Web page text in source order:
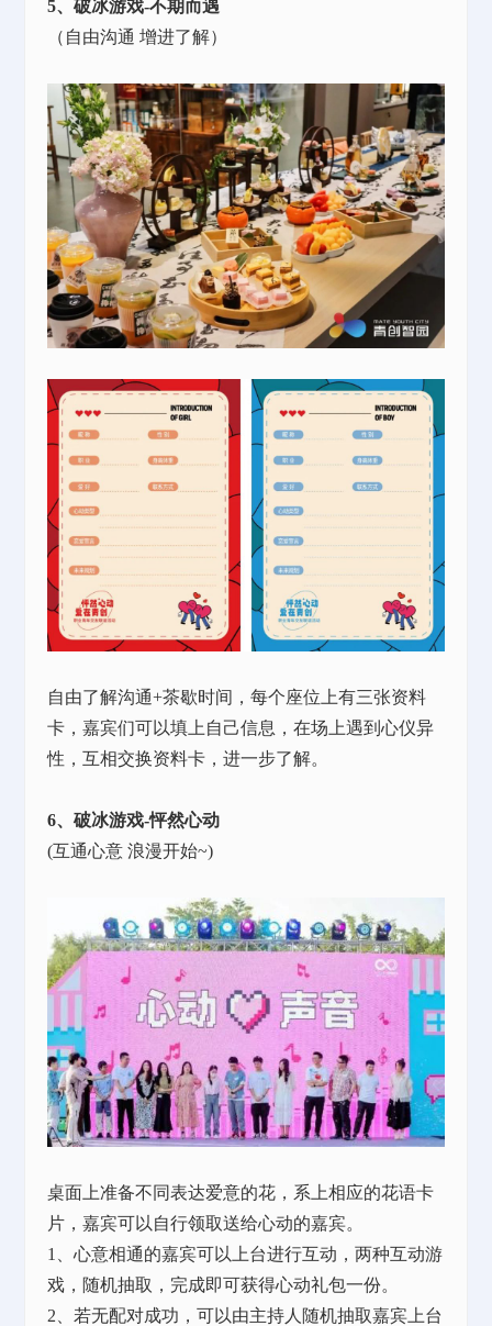
5、破冰游戏-不期而遇
（自由沟通 增进了解）
自由了解沟通+茶歇时间，每个座位上有三张资料
卡，嘉宾们可以填上自己信息，在场上遇到心仪异
性，互相交换资料卡，进一步了解。
6、破冰游戏-怦然心动
(互通心意 浪漫开始~)
桌面上准备不同表达爱意的花，系上相应的花语卡
片，嘉宾可以自行领取送给心动的嘉宾。
1、心意相通的嘉宾可以上台进行互动，两种互动游
戏，随机抽取，完成即可获得心动礼包一份。
2、若无配对成功，可以由主持人随机抽取嘉宾上台